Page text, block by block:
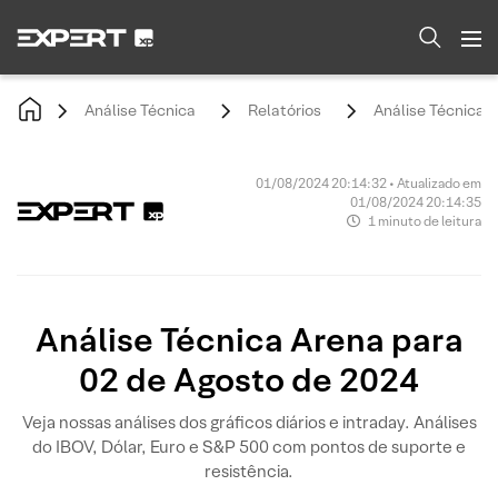
Análise Técnica Relatórios Análise Técnica
01/08/2024 20:14:32 • Atualizado em
01/08/2024 20:14:35
1 minuto de leitura
Análise Técnica Arena para
02 de Agosto de 2024
Veja nossas análises dos gráficos diários e intraday. Análises
do IBOV, Dólar, Euro e S&P 500 com pontos de suporte e
resistência.